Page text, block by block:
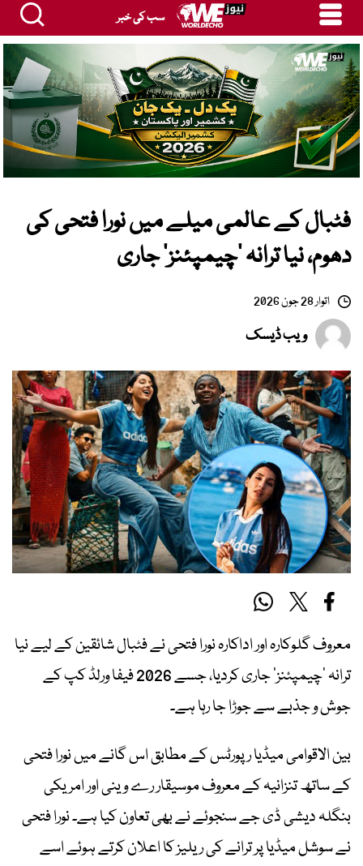
سب کی خبر
فٹبال کے عالمی میلے میں نورا فتحی کی
دھوم، نیا ترانہ ’چیمپئنز‘ جاری
اتوار 28 جون 2026
ویب ڈیسک
معروف گلوکارہ اور اداکارہ نورا فتحی نے فٹبال شائقین کے لیے نیا
ترانہ ’چیمپئنز‘ جاری کردیا، جسے 2026 فیفا ورلڈ کپ کے
جوش و جذبے سے جوڑا جا رہا ہے۔
بین الاقوامی میڈیا رپورٹس کے مطابق اس گانے میں نورا فتحی
کے ساتھ تنزانیہ کے معروف موسیقار رے وینی اور امریکی
بنگلہ دیشی ڈی جے سنجوئے نے بھی تعاون کیا ہے۔ نورا فتحی
نے سوشل میڈیا پر ترانے کی ریلیز کا اعلان کرتے ہوئے اسے